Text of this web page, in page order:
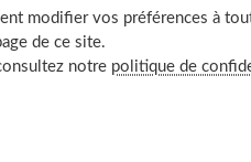
Femmes enceintes et allaitantes
Constipation
modifier vos préférences à
de ce site.
notre politique de